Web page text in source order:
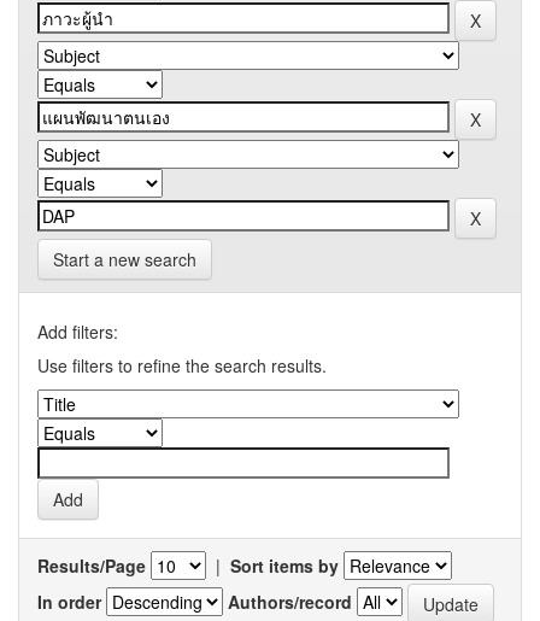
Start a new search
Add filters:
Use filters to refine the search results.
Results/Page | Sort items by
In order
Authors/record